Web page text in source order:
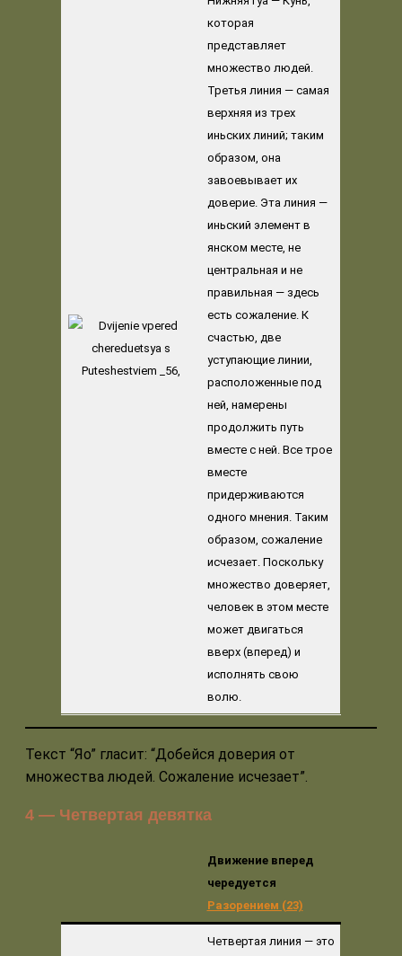
которая
представляет
множество людей.
Третья линия — самая
верхняя из трех
иньских линий; таким
образом, она
завоевывает их
доверие. Эта линия —
иньский элемент в
янском месте, не
центральная и не
правильная — здесь
есть сожаление. К
счастью, две
уступающие линии,
расположенные под
ней, намерены
продолжить путь
вместе с ней. Все трое
вместе
придерживаются
одного мнения. Таким
образом, сожаление
исчезает. Поскольку
множество доверяет,
человек в этом месте
может двигаться
вверх (вперед) и
исполнять свою
волю.
Текст “Яо” гласит: “Добейся доверия от
множества людей. Сожаление исчезает”.
4 — Четвертая девятка
Движение вперед
чередуется
Разорением (23)
Четвертая линия — это